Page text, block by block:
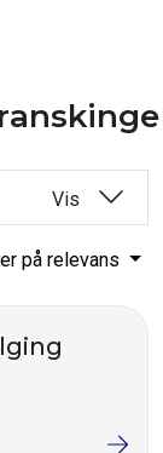
Vis
på relevans